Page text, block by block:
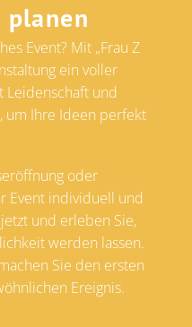
Event? Mit „Frau Z
ein voller
Leidenschaft und
um Ihre Ideen perfekt
oder
Event individuell und
und erleben Sie,
werden lassen.
Sie den ersten
Ereignis.